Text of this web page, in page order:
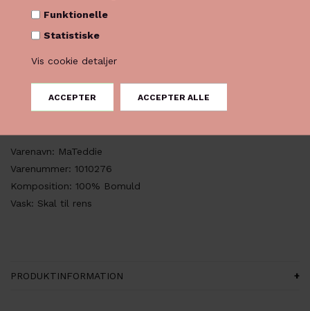
Funktionelle
Statistiske
Vis cookie detaljer
PRODUKTBESKRIVELSE
Denne lækre MaTeddie coat fra Masai er en elegant og enkel
frakke i råhvid twill. Den har et løst, oversize snit med
velskårne ærmer, afslappede skuldre og en udvidet krave, der
Varenavn: MaTeddie
Varenummer: 1010276
Komposition: 100% Bomuld
Vask: Skal til rens
PRODUKTINFORMATION